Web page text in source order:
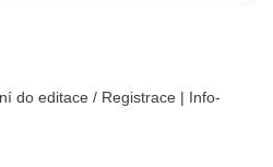
do editace / Registrace | Info-